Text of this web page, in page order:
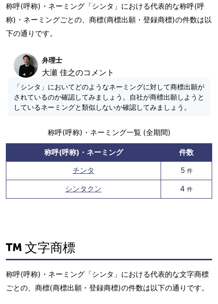
称呼(呼称)・ネーミング「シンタ」における代表的な称呼(呼
称)・ネーミングごとの、商標(商標出願・登録商標)の件数は以
下の通りです。
弁理士
大瀬 佳之のコメント
「シンタ」においてどのようなネーミングに対して商標出願が
されているのか確認してみましょう。自社が商標出願しようと
しているネーミングと類似しないか確認してみましょう。
称呼(呼称)・ネーミング一覧 (全期間)
称呼(呼称)・ネーミング
件数
チンタ
5 件
シンタクン 4 件
文字商標
称呼(呼称)・ネーミング「シンタ」における代表的な文字商標
ごとの、商標(商標出願・登録商標)の件数は以下の通りです。